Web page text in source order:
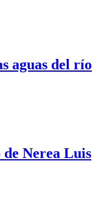
aguas del río
Nerea Luis